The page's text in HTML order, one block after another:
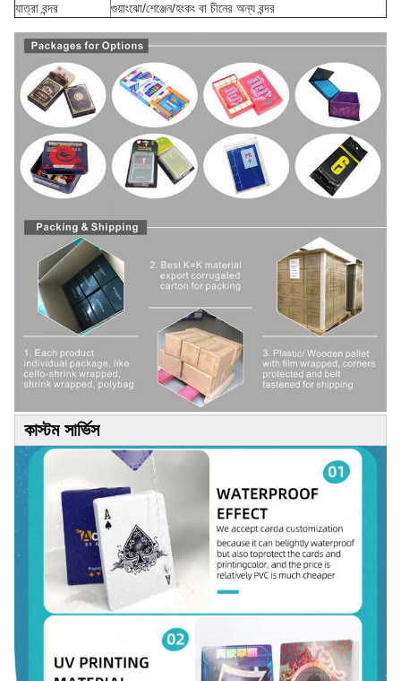
যাত্রা বন্দর
গুয়াংঝো/শেঞ্জেন/হংকং বা চীনের অন্য বন্দর
কাস্টম সার্ভিস